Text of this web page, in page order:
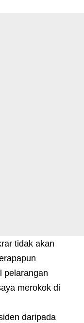
tidak akan
pelarangan
merokok di
daripada